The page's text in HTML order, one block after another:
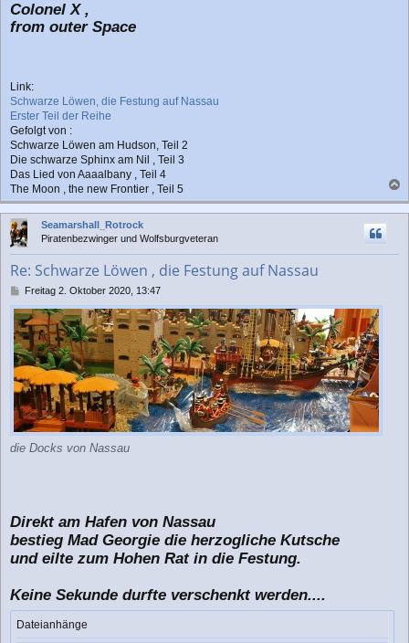
Colonel X ,
from outer Space
Link:
Schwarze Löwen, die Festung auf Nassau
Erster Teil der Reihe
Gefolgt von :
Schwarze Löwen am Hudson, Teil 2
Die schwarze Sphinx am Nil , Teil 3
Das Lied von Aaaalbany , Teil 4
The Moon , the new Frontier , Teil 5
a
c
Seamarshall_Rotrock
Piratenbezwinger und Wolfsburgveteran
Re: Schwarze Löwen , die Festung auf Nassau
B
e
i
t
r
a
g
Freitag 2. Oktober 2020, 13:47
die Docks von Nassau
Direkt am Hafen von Nassau
bestieg Mad Georgie die herzogliche Kutsche
und eilte zum Hohen Rat in die Festung.
Keine Sekunde durfte verschenkt werden....
Dateianhänge